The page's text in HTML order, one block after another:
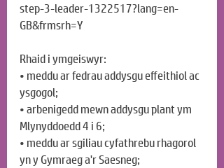
step-3-leader-1322517?lang=en-
GB&frmsrh=Y
Rhaid i ymgeiswyr:
• meddu ar fedrau addysgu effeithiol ac
ysgogol;
• arbenigedd mewn addysgu plant ym
Mlynyddoedd 4 i 6;
• meddu ar sgiliau cyfathrebu rhagorol
yn y Gymraeg a'r Saesneg;